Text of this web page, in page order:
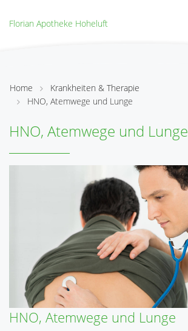
Florian Apotheke Hoheluft
Home
Krankheiten & Therapie
HNO, Atemwege und Lunge
HNO, Atemwege und Lunge
HNO, Atemwege und Lunge